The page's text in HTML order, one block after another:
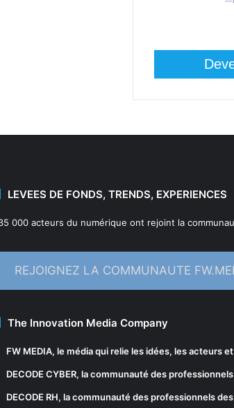
LEVEES DE FONDS, TRENDS, EXPERIENCES
000 acteurs du numérique ont rejoint la
REJOIGNEZ LA COMMUNAUTE
The Innovation Media Company
FW MEDIA, le média qui relie les idées, les acteurs
DECODE CYBER, la communauté des
DECODE RH, la communauté des professionnels des